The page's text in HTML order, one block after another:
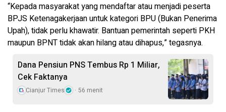
“Kepada masyarakat yang mendaftar atau menjadi peserta
BPJS Ketenagakerjaan untuk kategori BPU (Bukan Penerima
Upah), tidak perlu khawatir. Bantuan pemerintah seperti PKH
maupun BPNT tidak akan hilang atau dihapus,” tegasnya.
Dana Pensiun PNS Tembus Rp 1 Miliar,
Cek Faktanya
Cianjur Times 56 menit